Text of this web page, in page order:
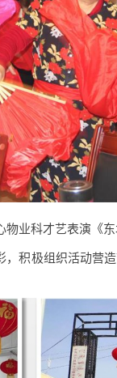
物业科才艺表演《东
，积极组织活动营